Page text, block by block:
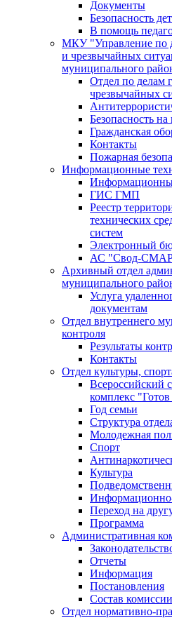
Документы
Безопасность
В помощь
МКУ "Управление по
и чрезвычайных
муниципального
Отдел по делам
чрезвычайных
Безопасность
Гражданская
Контакты
Пожарная
Информационные
ГИС ГМП
Реестр
технических
систем
Электронный
АС "Свод-
Архивный отдел
муниципального
Услуга
документам
Отдел внутреннего
контроля
Результаты
Контакты
Отдел культуры,
Всероссийский
комплекс
Год семьи
Структура
Молодежная
Спорт
Культура
Переход на
Программа
Административная
Отчеты
Информация
Постановления
Состав
Отдел нормативно-